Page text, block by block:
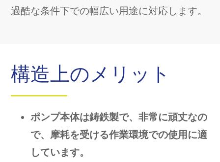
過酷な条件下での幅広い用途に対応します。
構造上のメリット
ポンプ本体は鋳鉄製で、非常に頑丈なの
で、摩耗を受ける作業環境での使用に適
しています。